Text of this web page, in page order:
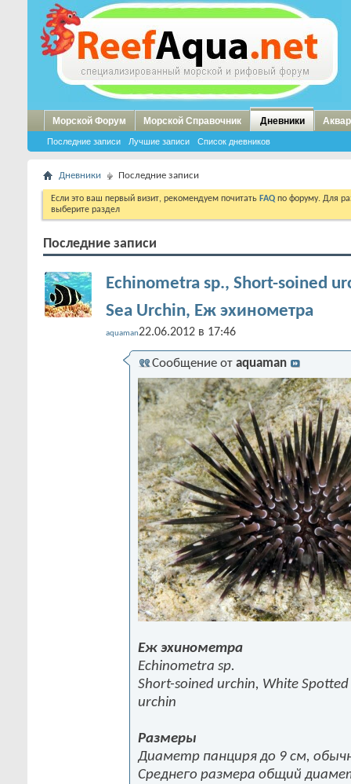
Морской Форум Морской Справочник Дневники
Последние записи Лучшие записи Список дневников
Дневники Последние записи
Если это ваш первый визит, рекомендуем почитать FAQ по форуму. Для
выберите раздел
Последние записи
Echinometra sp., Short-soined
Sea Urchin, Еж эхинометра
aquaman22.06.2012 в 17:46
Сообщение от aquaman
Еж эхинометра
Echinometra sp.
Short-soined urchin, White Spotted
urchin
Размеры
Диаметр панциря до 9 см,
Среднего размера общий